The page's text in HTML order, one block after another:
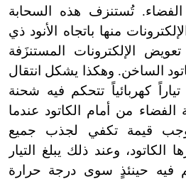
تُستنزف هذه السحابة
منها باتجاه الأنود ذي
الإلكترونات المستنزَفة
الساخن. وهكذا يشكل انتقال
تياراً كهربائياً تتحكم فيه شحنة
الفضاء من أمام الكاتود عندما
قيمة تكفي لجذب جميع
الكاتود، وعند ذلك يبلغ التيار
فيه حينئذٍ سوى درجة حرارة